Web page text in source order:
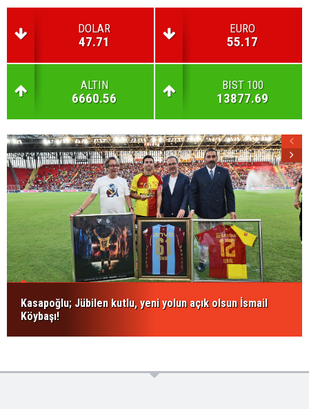
DOLAR
47.71
EURO
55.17
ALTIN
6660.56
BIST 100
13877.69
Kasapoğlu; Jübilen kutlu, yeni yolun açık olsun İsmail
Köybaşı!